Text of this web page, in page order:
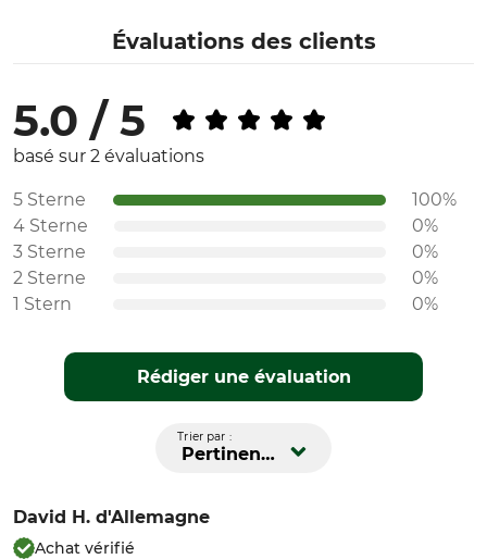
Évaluations des clients
5.0 / 5
basé sur 2 évaluations
5 Sterne
100%
4 Sterne
0%
3 Sterne
0%
2 Sterne
0%
1 Stern
0%
Rédiger une évaluation
Trier par :
Pertinence
David H. d'Allemagne
Achat vérifié